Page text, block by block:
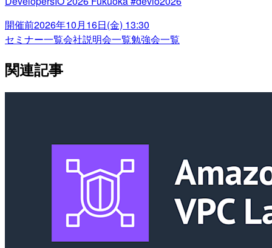
開催前2026年10月16日(金) 13:30
セミナー一覧会社説明会一覧勉強会一覧
関連記事